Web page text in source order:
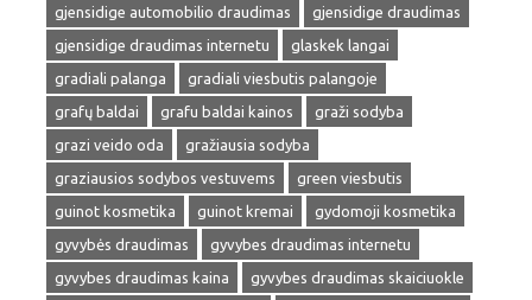
gjensidige automobilio draudimas
gjensidige draudimas
gjensidige draudimas internetu
glaskek langai
gradiali palanga
gradiali viesbutis palangoje
grafų baldai
grafu baldai kainos
graži sodyba
grazi veido oda
gražiausia sodyba
graziausios sodybos vestuvems
green viesbutis
guinot kosmetika
guinot kremai
gydomoji kosmetika
gyvybės draudimas
gyvybes draudimas internetu
gyvybes draudimas kaina
gyvybes draudimas skaiciuokle